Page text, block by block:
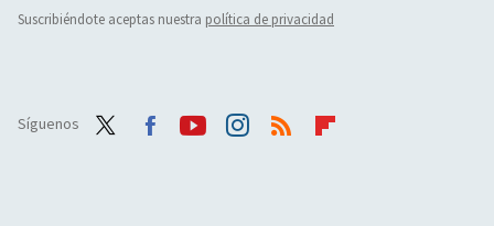
Suscribiéndote aceptas nuestra política de privacidad
Síguenos